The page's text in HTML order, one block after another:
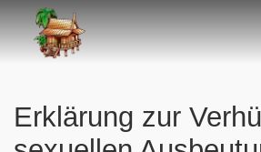
Erklärung zur